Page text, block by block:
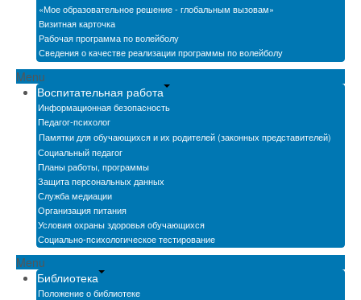
«Мое образовательное решение - глобальным вызовам»
Визитная карточка
Рабочая программа по волейболу
Сведения о качестве реализации программы по волейболу
Menu
Воспитательная работа
Информационная безопасность
Педагог-психолог
Памятки для обучающихся и их родителей (законных представителей)
Социальный педагог
Планы работы, программы
Защита персональных данных
Служба медиации
Организация питания
Условия охраны здоровья обучающихся
Социально-психологическое тестирование
Menu
Библиотека
Положение о библиотеке